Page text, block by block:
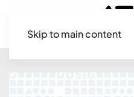
Skip to main content